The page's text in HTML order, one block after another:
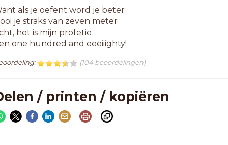
als je oefent word je beter
je straks van zeven meter
het is mijn profetie
one hundred and eeeiiighty!
(104 beoordelingen)
/ printen / kopiëren